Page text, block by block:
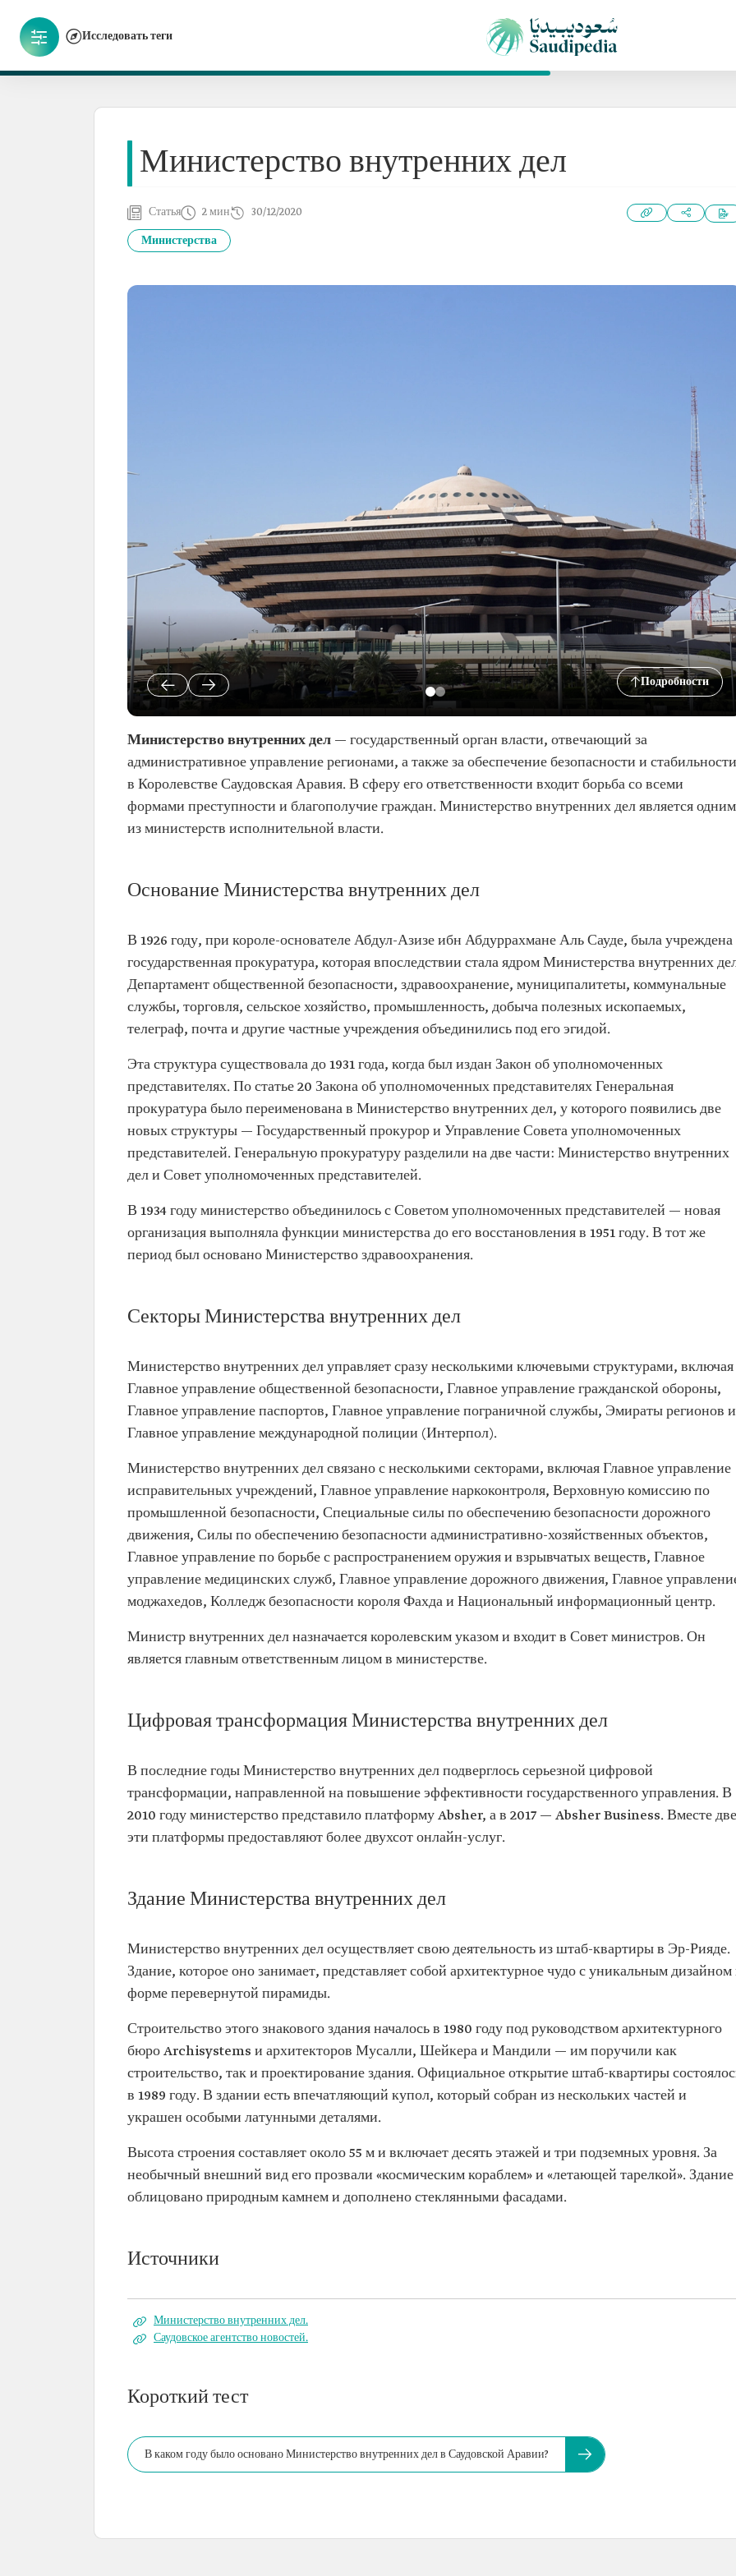
Исследовать теги
Министерство внутренних дел
Статья 2 мин 30/12/2020
Министерства
Подробности
Министерство внутренних дел — государственный орган власти, отвечающий за
административное управление регионами, а также за обеспечение безопасности и стабильности
в Королевстве Саудовская Аравия. В сферу его ответственности входит борьба со всеми
формами преступности и благополучие граждан. Министерство внутренних дел является одним
из министерств исполнительной власти.
Основание Министерства внутренних дел
В 1926 году, при короле-основателе Абдул-Азизе ибн Абдуррахмане Аль Сауде, была учреждена
государственная прокуратура, которая впоследствии стала ядром Министерства внутренних
Департамент общественной безопасности, здравоохранение, муниципалитеты, коммунальные
службы, торговля, сельское хозяйство, промышленность, добыча полезных ископаемых,
телеграф, почта и другие частные учреждения объединились под его эгидой.
Эта структура существовала до 1931 года, когда был издан Закон об уполномоченных
представителях. По статье 20 Закона об уполномоченных представителях Генеральная
прокуратура было переименована в Министерство внутренних дел, у которого появились две
новых структуры — Государственный прокурор и Управление Совета уполномоченных
представителей. Генеральную прокуратуру разделили на две части: Министерство внутренних
дел и Совет уполномоченных представителей.
В 1934 году министерство объединилось с Советом уполномоченных представителей — новая
организация выполняла функции министерства до его восстановления в 1951 году. В тот же
период был основано Министерство здравоохранения.
Секторы Министерства внутренних дел
Министерство внутренних дел управляет сразу несколькими ключевыми структурами, включая
Главное управление общественной безопасности, Главное управление гражданской обороны,
Главное управление паспортов, Главное управление пограничной службы, Эмираты регионов и
Главное управление международной полиции (Интерпол).
Министерство внутренних дел связано с несколькими секторами, включая Главное управление
исправительных учреждений, Главное управление наркоконтроля, Верховную комиссию по
промышленной безопасности, Специальные силы по обеспечению безопасности дорожного
движения, Силы по обеспечению безопасности административно-хозяйственных объектов,
Главное управление по борьбе с распространением оружия и взрывчатых веществ, Главное
управление медицинских служб, Главное управление дорожного движения, Главное
моджахедов, Колледж безопасности короля Фахда и Национальный информационный центр.
Министр внутренних дел назначается королевским указом и входит в Совет министров. Он
является главным ответственным лицом в министерстве.
Цифровая трансформация Министерства внутренних дел
В последние годы Министерство внутренних дел подверглось серьезной цифровой
трансформации, направленной на повышение эффективности государственного управления. В
2010 году министерство представило платформу Absher, а в 2017 — Absher Business. Вместе две
эти платформы предоставляют более двухсот онлайн-услуг.
Здание Министерства внутренних дел
Министерство внутренних дел осуществляет свою деятельность из штаб-квартиры в Эр-Рияде.
Здание, которое оно занимает, представляет собой архитектурное чудо с уникальным дизайном
форме перевернутой пирамиды.
Строительство этого знакового здания началось в 1980 году под руководством архитектурного
бюро Archisystems и архитекторов Мусалли, Шейкера и Мандили — им поручили как
строительство, так и проектирование здания. Официальное открытие штаб-квартиры
в 1989 году. В здании есть впечатляющий купол, который собран из нескольких частей и
украшен особыми латунными деталями.
Высота строения составляет около 55 м и включает десять этажей и три подземных уровня. За
необычный внешний вид его прозвали «космическим кораблем» и «летающей тарелкой». Здание
облицовано природным камнем и дополнено стеклянными фасадами.
Источники
Министерство внутренних дел.
Саудовское агентство новостей.
Короткий тест
В каком году было основано Министерство внутренних дел в Саудовской Аравии?